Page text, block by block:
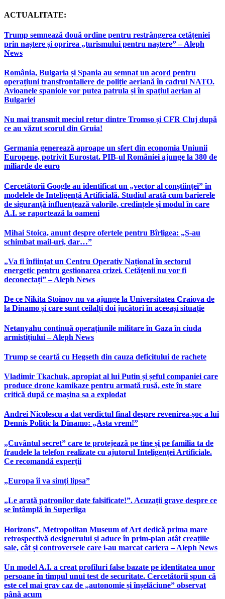
ACTUALITATE:
Trump semnează două ordine pentru restrângerea cetățeniei
prin naștere și oprirea „turismului pentru naștere” – Aleph
News
România, Bulgaria și Spania au semnat un acord pentru
operațiuni transfrontaliere de poliție aeriană în cadrul NATO.
Avioanele spaniole vor putea patrula și în spațiul aerian al
Bulgariei
Nu mai transmit meciul retur dintre Tromso și CFR Cluj după
ce au văzut scorul din Gruia!
Germania generează aproape un sfert din economia Uniunii
Europene, potrivit Eurostat. PIB-ul României ajunge la 380 de
miliarde de euro
Cercetătorii Google au identificat un „vector al conștiinței” în
modelele de Inteligență Artificială. Studiul arată cum barierele
de siguranță influențează valorile, credințele și modul în care
A.I. se raportează la oameni
Mihai Stoica, anunț despre ofertele pentru Bîrligea: „S-au
schimbat mail-uri, dar…”
„Va fi înființat un Centru Operativ Național în sectorul
energetic pentru gestionarea crizei. Cetățenii nu vor fi
deconectați” – Aleph News
De ce Nikita Stoinov nu va ajunge la Universitatea Craiova de
la Dinamo și care sunt ceilalți doi jucători în aceeași situație
Netanyahu continuă operațiunile militare în Gaza în ciuda
armistițiului – Aleph News
Trump se ceartă cu Hegseth din cauza deficitului de rachete
Vladimir Tkachuk, apropiat al lui Putin și șeful companiei care
produce drone kamikaze pentru armată rusă, este în stare
critică după ce mașina sa a explodat
Andrei Nicolescu a dat verdictul final despre revenirea-șoc a lui
Dennis Politic la Dinamo: „Asta vrem!”
„Cuvântul secret” care te protejează pe tine și pe familia ta de
fraudele la telefon realizate cu ajutorul Inteligenței Artificiale.
Ce recomandă experții
„Europa îi va simți lipsa”
„Le arată patronilor date falsificate!”. Acuzații grave despre ce
se întâmplă în Superliga
Horizons”. Metropolitan Museum of Art dedică prima mare
retrospectivă designerului și aduce în prim-plan atât creațiile
sale, cât și controversele care i-au marcat cariera – Aleph News
Un model A.I. a creat profiluri false bazate pe identitatea unor
persoane în timpul unui test de securitate. Cercetătorii spun că
este cel mai grav caz de „autonomie și înșelăciune” observat
până acum